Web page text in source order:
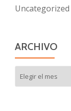
Uncategorized
ARCHIVO